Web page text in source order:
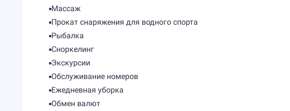
Массаж
Прокат снаряжения для водного спорта
Рыбалка
Сноркелинг
Экскурсии
Обслуживание номеров
Ежедневная уборка
Обмен валют